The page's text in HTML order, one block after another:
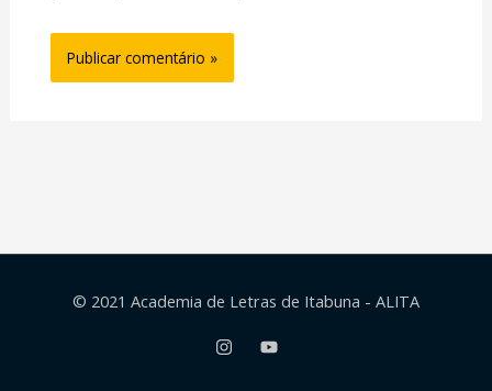
© 2021 Academia de Letras de Itabuna - ALITA